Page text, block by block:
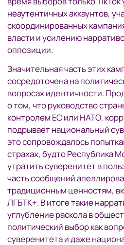
неаутентичных аккаунтов,
скоординированных
власти и усилению
оппозиции.
Значительная часть этих
сосредоточена на
вопросах идентичности.
о том, что руководство
контролем ЕС или НАТО,
подрывает национальный
это сопровождалось
страхах, будто Республика
утратить суверенитет в
часть сообщений
традиционным ценностям,
ЛГБТК+. В итоге такие
углубление раскола в
политический выбор как
суверенитета и даже